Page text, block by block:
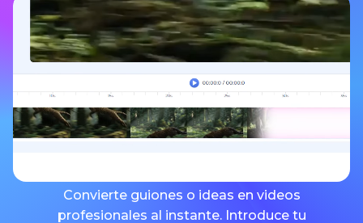
Convierte guiones o ideas en videos
profesionales al instante. Introduce tu